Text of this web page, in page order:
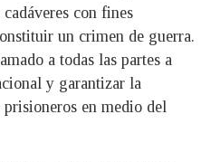
con fines
un crimen de guerra.
a todas las partes a
y garantizar la
en medio del